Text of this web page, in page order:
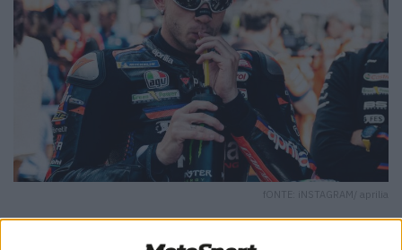
fONTE: iNSTAGRAM/ aprilia